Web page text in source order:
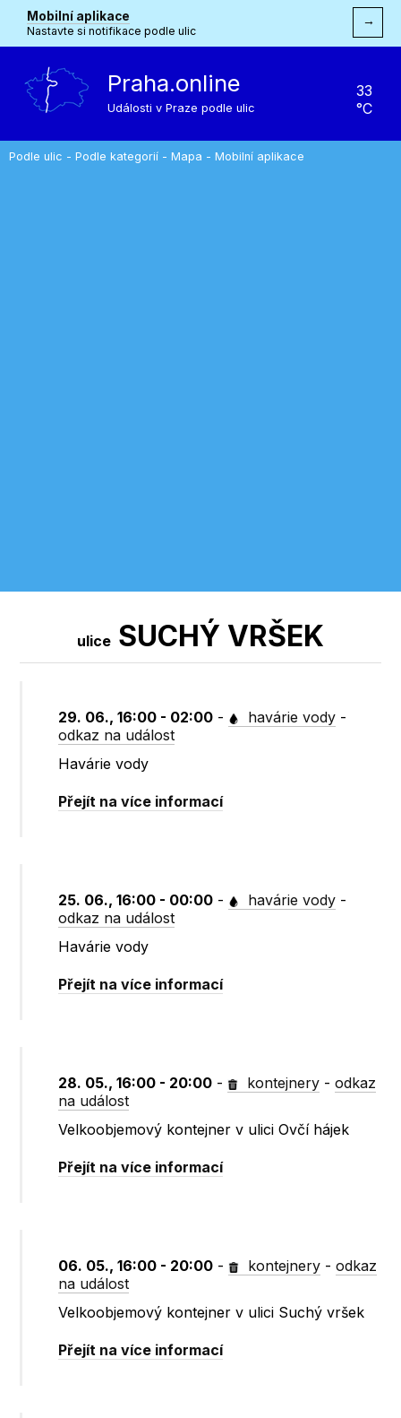
Mobilní aplikace
Nastavte si notifikace podle ulic
→
Praha.online
Události v Praze podle ulic
33
°C
Podle ulic - Podle kategorií - Mapa - Mobilní aplikace
ulice SUCHÝ VRŠEK
29. 06., 16:00 - 02:00 - havárie vody -
odkaz na událost
Havárie vody
Přejít na více informací
25. 06., 16:00 - 00:00 - havárie vody -
odkaz na událost
Havárie vody
Přejít na více informací
28. 05., 16:00 - 20:00 - kontejnery -odkaz
na událost
Velkoobjemový kontejner v ulici Ovčí hájek
Přejít na více informací
06. 05., 16:00 - 20:00 - kontejnery -odkaz
na událost
Velkoobjemový kontejner v ulici Suchý vršek
Přejít na více informací